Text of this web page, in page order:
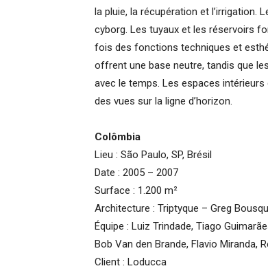
la pluie, la récupération et l’irrigation.
cyborg. Les tuyaux et les réservoirs
fois des fonctions techniques et
offrent une base neutre, tandis que
avec le temps. Les espaces
des vues sur la ligne d’horizon.
Colômbia
Lieu : São Paulo, SP, Brésil
Date : 2005 – 2007
Surface : 1.200 m²
Architecture : Triptyque – Greg
Équipe : Luiz Trindade, Tiago
Bob Van den Brande, Flavio Miranda,
Client : Loducca